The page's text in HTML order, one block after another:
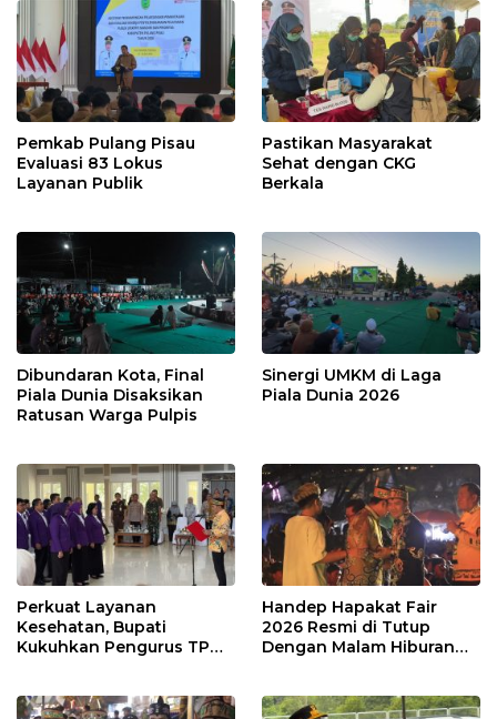
Pemkab Pulang Pisau
Evaluasi 83 Lokus
Layanan Publik
Pastikan Masyarakat
Sehat dengan CKG
Berkala
Dibundaran Kota, Final
Piala Dunia Disaksikan
Ratusan Warga Pulpis
Sinergi UMKM di Laga
Piala Dunia 2026
Perkuat Layanan
Kesehatan, Bupati
Kukuhkan Pengurus TP
Handep Hapakat Fair
2026 Resmi di Tutup
Dengan Malam Hiburan